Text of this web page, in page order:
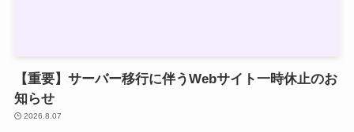
【重要】サーバー移行に伴うWebサイト一時休止のお
知らせ
2026.8.07